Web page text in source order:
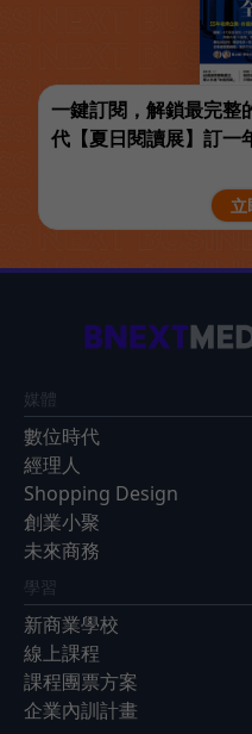
一鍵訂閱，解鎖最完
代【夏日閱讀展】訂一
立
媒體
數位時代
經理人
Shopping Design
創業小聚
未來商務
學習
新商業學校
線上課程
課程團票方案
企業內訓計畫